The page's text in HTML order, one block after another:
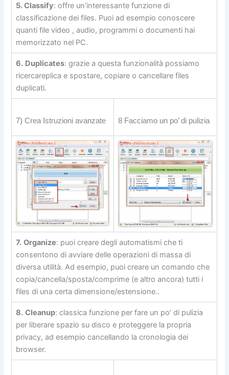
5. Classify: offre un’interessante funzione di
classificazione dei files. Puoi ad esempio conoscere
quanti file video , audio, programmi o documenti hai
memorizzato nel PC.
6. Duplicates: grazie a questa funzionalità possiamo
ricercareplica e spostare, copiare o cancellare files
duplicati.
7) Crea Istruzioni avanzate 8 Facciamo un po’ di pulizia
7. Organize: puoi creare degli automatismi che ti
consentono di avviare delle operazioni di massa di
diversa utilità. Ad esempio, puoi creare un comando che
copia/cancella/sposta/comprime (e altro ancora) tutti i
files di una certa dimensione/estensione..
8. Cleanup: classica funzione per fare un po’ di pulizia
per liberare spazio su disco e proteggere la propria
privacy, ad esempio cancellando la cronologia dei
browser.